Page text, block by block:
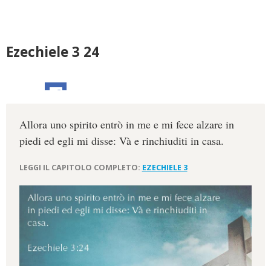
Ezechiele 3 24
Allora uno spirito entrò in me e mi fece alzare in
piedi ed egli mi disse: Và e rinchiuditi in casa.
LEGGI IL CAPITOLO COMPLETO: EZECHIELE 3